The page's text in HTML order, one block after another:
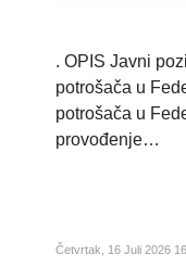
. OPIS Javni
potrošača u
potrošača u
provođenje…
Četvrtak, 16 Juli 2026